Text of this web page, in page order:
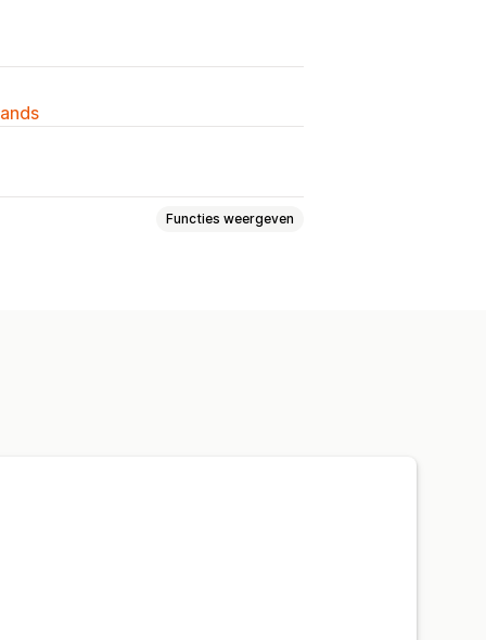
Functies weergeven